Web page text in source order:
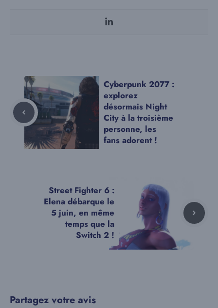
Cyberpunk 2077 :
explorez
désormais Night
City à la troisième
personne, les
fans adorent !
Street Fighter 6 :
Elena débarque le
5 juin, en même
temps que la
Switch 2 !
Partagez votre avis